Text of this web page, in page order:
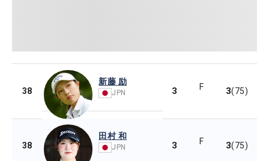
38
新藤 励
JPN 3 F 3(75)
38
田村 和
JPN 3 F 3(75)